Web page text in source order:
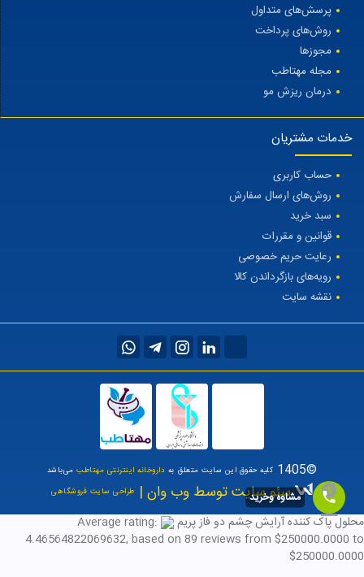
پرسش‌های متداول
روش‌های پرداخت
مجوزها
مجله مهتاطب
درمان ریزش مو
خدمات مشتریان
حساب کاربری
روش‌های ارسال سفارش
سبد خرید
قوانین و مقررات
رعایت حریم خصوصی
رویه‌های بازگرداندن کالا
نقشه سایت
©1405 کلیه حقوق این سایت متعلق به داروخانه اینترنتی مهتاطبمی‌باشد
سئو سایت توسط وب وان | طراحی سایت فروشگاهی
محلول پاک کننده آرایش چشم دو فاز پریم
Average rating:
4.46564822069632, based on 89 reviews from $250000.0000 to
$250000.0000
مشاوه وخرید